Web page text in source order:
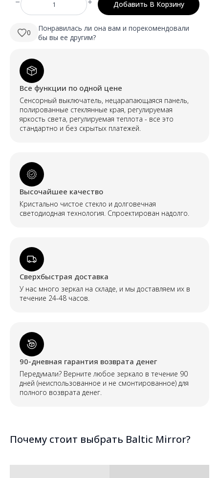
цена
была:
280,00 €.
цена:
190,00 €.
Количество
ROMEO
mm
pusapvalis
LED
Добавить В Корзину
0
Понравилась ли она вам и порекомендовали
бы вы ее другим?
Все функции по одной цене
Сенсорный выключатель, нецарапающаяся панель,
полированные стеклянные края, регулируемая
яркость света, регулируемая теплота - все это
стандартно и без скрытых платежей.
Высочайшее качество
Кристально чистое стекло и долговечная
светодиодная технология. Спроектирован надолго.
Сверхбыстрая доставка
У нас много зеркал на складе, и мы доставляем их в
течение 24-48 часов.
90-дневная гарантия возврата денег
Передумали? Верните любое зеркало в течение 90
дней (неиспользованное и не смонтированное) для
полного возврата денег.
Почему стоит выбрать Baltic Mirror?